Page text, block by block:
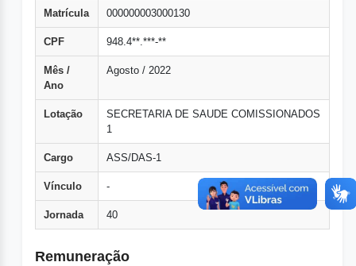
Matrícula 000000003000130
CPF 948.4**.***-**
Mês /
Ano
Agosto / 2022
Lotação
SECRETARIA DE SAUDE COMISSIONADOS
1
Cargo ASS/DAS-1
Vínculo -
Jornada 40
Remuneração